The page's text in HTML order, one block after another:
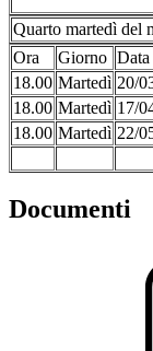
Quarto martedì del
Ora
Giorno Data
18.00 Martedì 20/
18.00 Martedì 17/
18.00 Martedì 22/
Documenti